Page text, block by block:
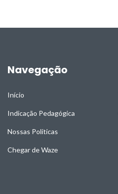
Navegação
Início
Indicação Pedagógica
Nossas Políticas
Chegar de Waze